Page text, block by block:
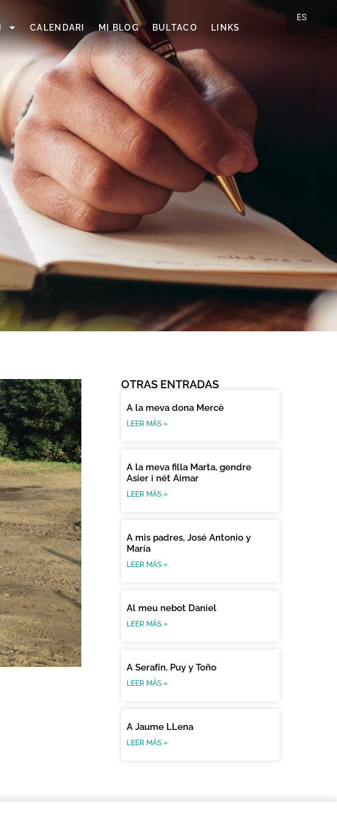
CALENDARI MI BLOG BULTACO LINKS
OTRAS ENTRADAS
A la meva dona Mercè
LEER MÁS »
A la meva filla Marta, gendre
Asier i nét Aimar
LEER MÁS »
A mis padres, José Antonio y
María
LEER MÁS »
Al meu nebot Daniel
LEER MÁS »
A Serafín, Puy y Toño
LEER MÁS »
A Jaume LLena
LEER MÁS »
ES